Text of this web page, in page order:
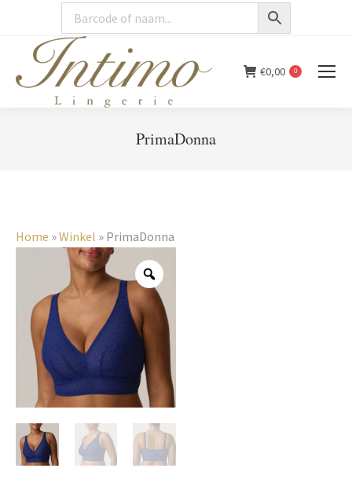
€0,00 0
PrimaDonna
Home »Winkel » PrimaDonna